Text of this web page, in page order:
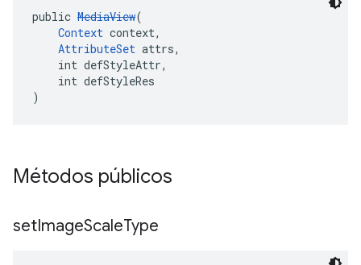
public MediaView(
Context context,
AttributeSet attrs,
int defStyleAttr,
int defStyleRes
)
Métodos públicos
setImageScaleType